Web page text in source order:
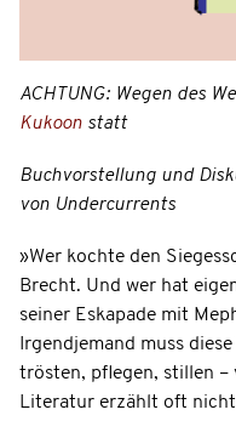
ACHTUNG: Wegen des
Kukoon statt
Buchvorstellung und
von Undercurrents
»Wer kochte den
Brecht. Und wer hat
seiner Eskapade mit
Irgendjemand muss
trösten, pflegen, stillen –
Literatur erzählt oft nicht